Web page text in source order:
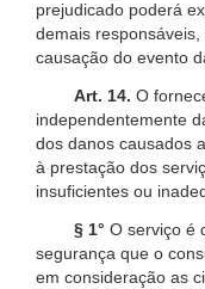
prejudicado poderá
demais
causação do evento
Art. 14. O
independentemente
dos danos causados
à prestação dos
insuficientes ou
§ 1° O serviço é
segurança que o
em consideração as